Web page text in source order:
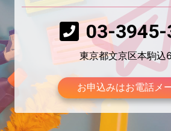
03-3945-
東京都文京区本駒込
お申込みはお電話メ